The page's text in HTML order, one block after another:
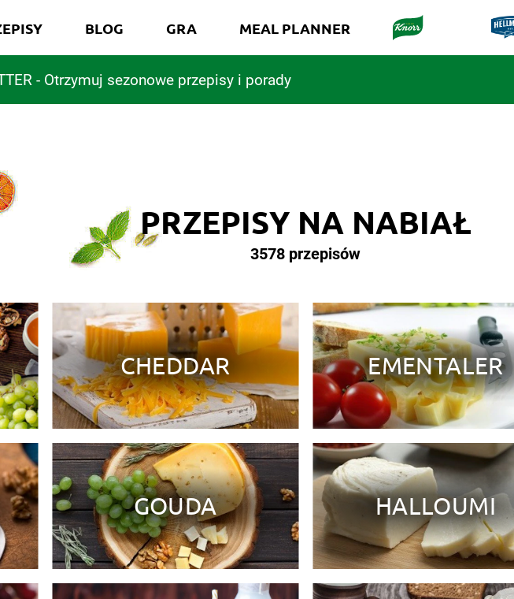
- Otrzymuj sezonowe przepisy i porady
BLOG GRA MEAL PLANNER
PRZEPISY NA NABIAŁ
3578 przepisów
CHEDDAR EMENTALER
GOUDA HALLOUMI